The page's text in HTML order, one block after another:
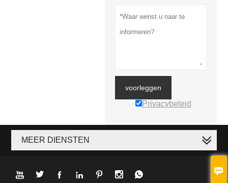

voorleggen
Privacybeleid
MEER DIENSTEN
      